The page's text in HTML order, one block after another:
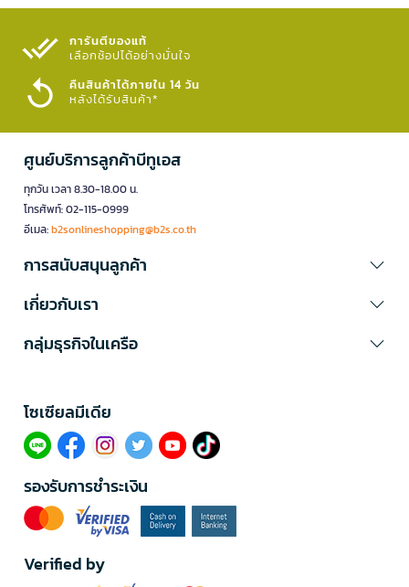
การันตีของแท้
เลือกช้อปได้อย่างมั่นใจ​
คืนสินค้าได้ภายใน 14 วัน
หลังได้รับสินค้า*
ศูนย์บริการลูกค้าบีทูเอส
ทุกวัน เวลา 8.30-18.00 น.
โทรศัพท์: 02-115-0999
อีเมล:b2sonlineshopping@b2s.co.th
การสนับสนุนลูกค้า
เกี่ยวกับเรา
กลุ่มธุรกิจในเครือ
โซเซียลมีเดีย​
รองรับการชำระเงิน
Verified by